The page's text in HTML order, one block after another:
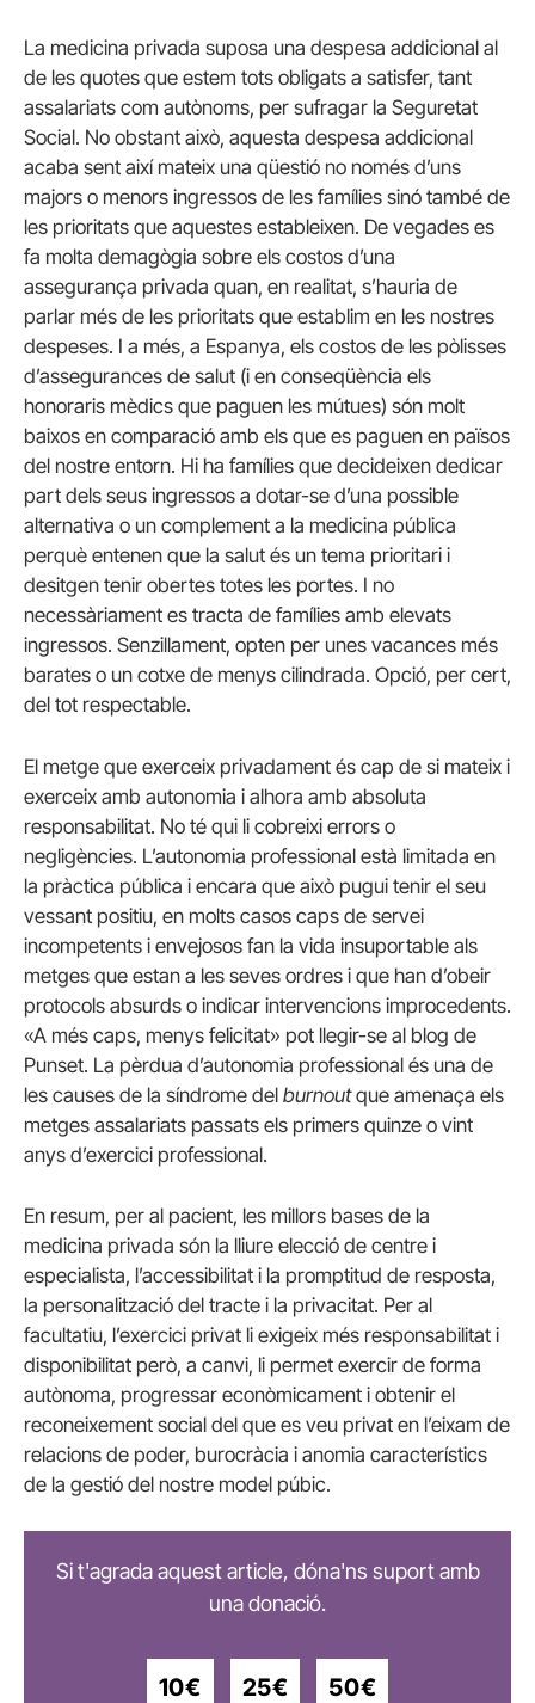
La medicina privada suposa una despesa addicional al
de les quotes que estem tots obligats a satisfer, tant
assalariats com autònoms, per sufragar la Seguretat
Social. No obstant això, aquesta despesa addicional
acaba sent així mateix una qüestió no només d’uns
majors o menors ingressos de les famílies sinó també de
les prioritats que aquestes estableixen. De vegades es
fa molta demagògia sobre els costos d’una
assegurança privada quan, en realitat, s’hauria de
parlar més de les prioritats que establim en les nostres
despeses. I a més, a Espanya, els costos de les pòlisses
d’assegurances de salut (i en conseqüència els
honoraris mèdics que paguen les mútues) són molt
baixos en comparació amb els que es paguen en països
del nostre entorn. Hi ha famílies que decideixen dedicar
part dels seus ingressos a dotar-se d’una possible
alternativa o un complement a la medicina pública
perquè entenen que la salut és un tema prioritari i
desitgen tenir obertes totes les portes. I no
necessàriament es tracta de famílies amb elevats
ingressos. Senzillament, opten per unes vacances més
barates o un cotxe de menys cilindrada. Opció, per cert,
del tot respectable.
El metge que exerceix privadament és cap de si mateix i
exerceix amb autonomia i alhora amb absoluta
responsabilitat. No té qui li cobreixi errors o
negligències. L’autonomia professional està limitada en
la pràctica pública i encara que això pugui tenir el seu
vessant positiu, en molts casos caps de servei
incompetents i envejosos fan la vida insuportable als
metges que estan a les seves ordres i que han d’obeir
protocols absurds o indicar intervencions improcedents.
«A més caps, menys felicitat» pot llegir-se al blog de
Punset. La pèrdua d’autonomia professional és una de
les causes de la síndrome del burnoutque amenaça els
metges assalariats passats els primers quinze o vint
anys d’exercici professional.
En resum, per al pacient, les millors bases de la
medicina privada són la lliure elecció de centre i
especialista, l’accessibilitat i la promptitud de resposta,
la personalització del tracte i la privacitat. Per al
facultatiu, l’exercici privat li exigeix ​​més responsabilitat i
disponibilitat però, a canvi, li permet exercir de forma
autònoma, progressar econòmicament i obtenir el
reconeixement social del que es veu privat en l’eixam de
relacions de poder, burocràcia i anomia característics
de la gestió del nostre model púbic.
Si t'agrada aquest article, dóna'ns suport amb
una donació.
10€ 25€ 50€